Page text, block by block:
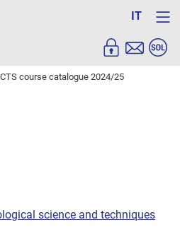
IT
course catalogue 2024/25
science and techniques